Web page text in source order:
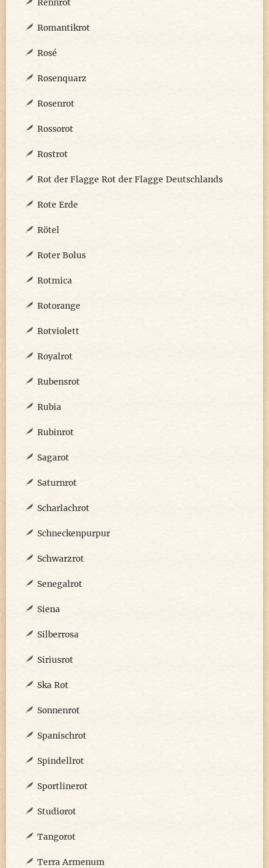
Rennrot
Romantikrot
Rosé
Rosenquarz
Rosenrot
Rossorot
Rostrot
Rot der Flagge Rot der Flagge Deutschlands
Rote Erde
Rötel
Roter Bolus
Rotmica
Rotorange
Rotviolett
Royalrot
Rubensrot
Rubia
Rubinrot
Sagarot
Saturnrot
Scharlachrot
Schneckenpurpur
Schwarzrot
Senegalrot
Siena
Silberrosa
Siriusrot
Ska Rot
Sonnenrot
Spanischrot
Spindellrot
Sportlinerot
Studiorot
Tangorot
Terra Armenum